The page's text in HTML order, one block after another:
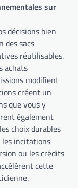
sur
décisions bien
des sacs
réutilisables.
achats
modifient
créent un
que vous y
également
choix durables
les incitations
ou les crédits
cette